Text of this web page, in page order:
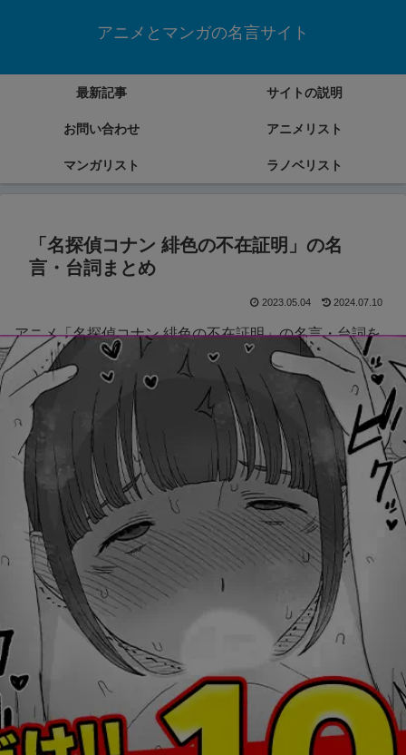
アニメとマンガの名言サイト
最新記事 サイトの説明
お問い合わせ アニメリスト
マンガリスト ラノベリスト
「名探偵コナン 緋色の不在証明」の名
言・台詞まとめ
2023.05.04 2024.07.10
アニメ「名探偵コナン 緋色の不在証明」の名言・台詞を
まとめていきます。